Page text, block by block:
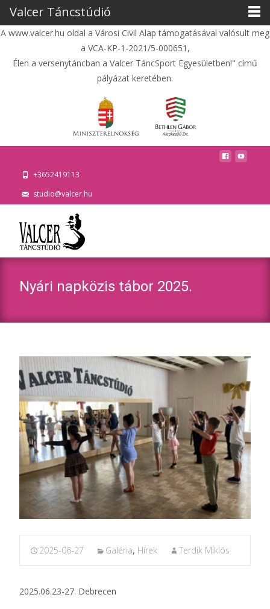
A www.valcer.hu oldal a Városi Civil Alap támogatásával valósult meg
a VCA-KP-1-2021/5-000651,
Élen a versenytáncban a Valcer TáncSport Egyesületben!" című
pályázat keretében.
+3652419113
studio@valcer.hu
Nyári napközis tábor 2025.
2025-06-27 Galéria, Hírek Terdik Miklós
2025.06.23-27. Debrecen
Valcer Táncstúdió